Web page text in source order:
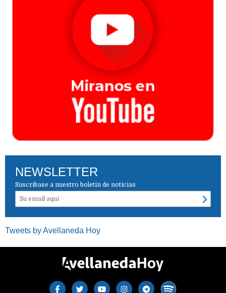
NEWSLETTER
Suscríbase a nuestro boletín de noticias
Tweets by Avellaneda Hoy